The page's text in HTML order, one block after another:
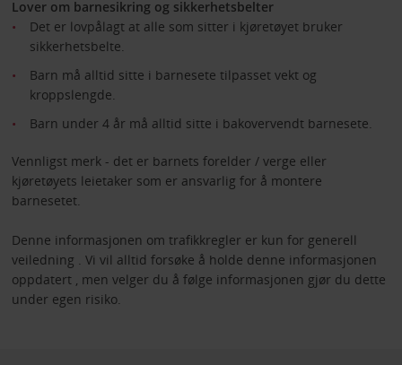
Lover om barnesikring og sikkerhetsbelter
Det er lovpålagt at alle som sitter i kjøretøyet bruker
sikkerhetsbelte.
Barn må alltid sitte i barnesete tilpasset vekt og
kroppslengde.
Barn under 4 år må alltid sitte i bakovervendt barnesete.
Vennligst merk - det er barnets forelder / verge eller
kjøretøyets leietaker som er ansvarlig for å montere
barnesetet.
Denne informasjonen om trafikkregler er kun for generell
veiledning . Vi vil alltid forsøke å holde denne informasjonen
oppdatert , men velger du å følge informasjonen gjør du dette
under egen risiko.